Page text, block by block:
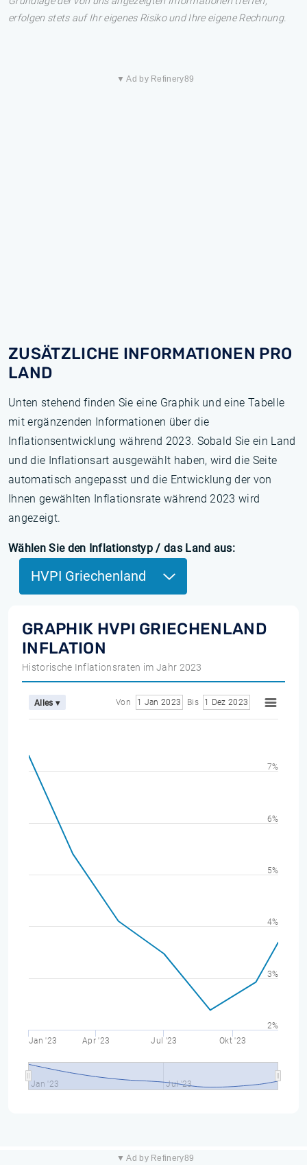
erfolgen stets auf Ihr eigenes Risiko und Ihre eigene Rechnung.
▼ Ad by Refinery89
ZUSÄTZLICHE INFORMATIONEN PRO
LAND
Unten stehend finden Sie eine Graphik und eine Tabelle
mit ergänzenden Informationen über die
Inflationsentwicklung während 2023. Sobald Sie ein Land
und die Inflationsart ausgewählt haben, wird die Seite
automatisch angepasst und die Entwicklung der von
Ihnen gewählten Inflationsrate während 2023 wird
angezeigt.
Wählen Sie den Inflationstyp / das Land aus:
HVPI Griechenland
GRAPHIK HVPI GRIECHENLAND
INFLATION
Historische Inflationsraten im Jahr 2023
Alles ▾ Von 1 Jan 2023 Bis 1 Dez 2023
Jan '23 Apr '23 Jul '23 Okt '23
Jan '23 Jul '23
2%
3%
4%
5%
6%
7%
▼ Ad by Refinery89